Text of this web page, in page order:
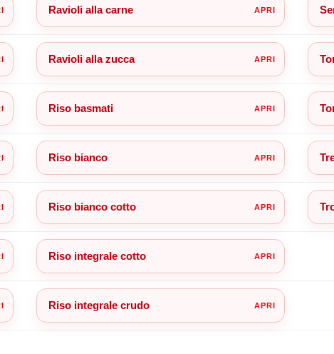
Ravioli alla carne
Ravioli alla zucca
Riso basmati
Riso bianco
Riso bianco cotto
Riso integrale cotto
Riso integrale crudo